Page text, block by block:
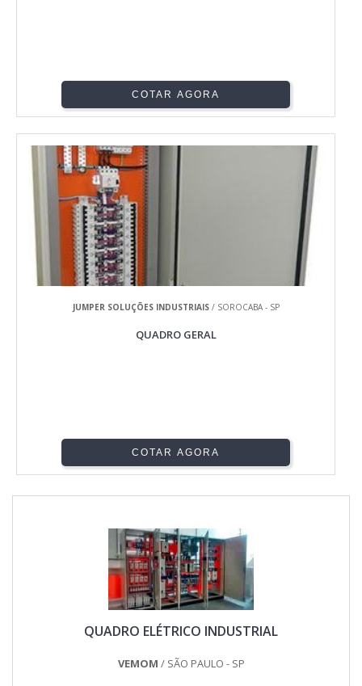
COTAR AGORA
JUMPER SOLUÇÕES INDUSTRIAIS/ SOROCABA - SP
QUADRO GERAL
COTAR AGORA
QUADRO ELÉTRICO INDUSTRIAL
VEMOM / SÃO PAULO - SP